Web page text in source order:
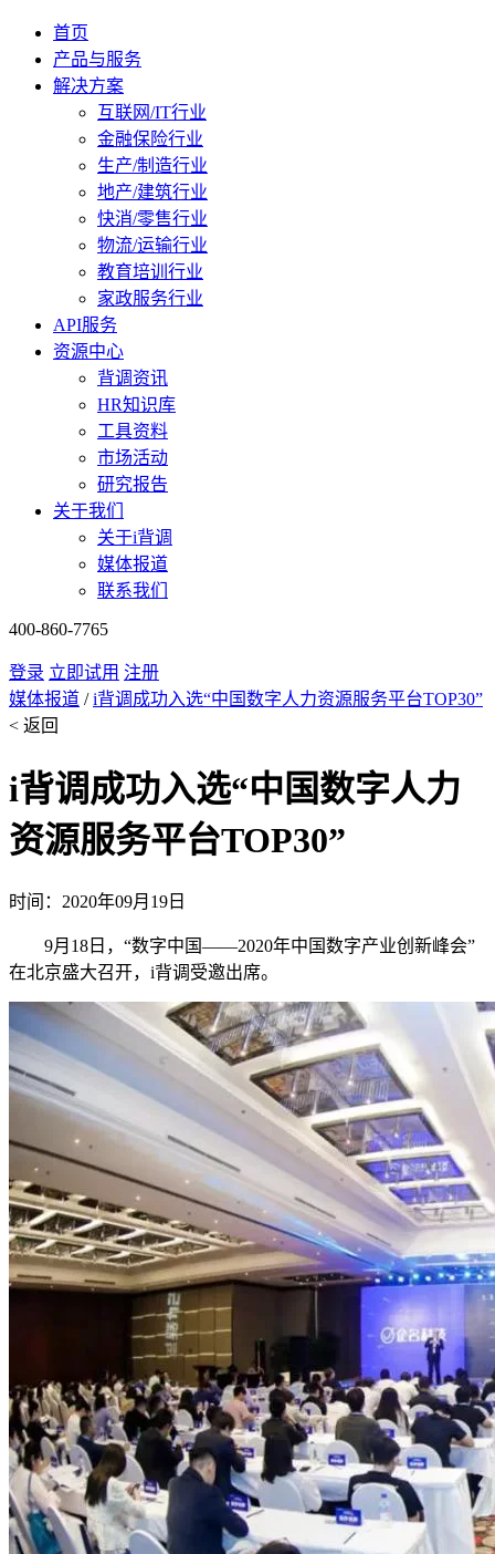
首页
产品与服务
解决方案
互联网/IT行业
金融保险行业
生产/制造行业
地产/建筑行业
快消/零售行业
物流/运输行业
教育培训行业
家政服务行业
API服务
资源中心
背调资讯
HR知识库
工具资料
市场活动
研究报告
关于我们
关于i背调
媒体报道
联系我们
400-860-7765
登录 立即试用 注册
媒体报道 /i背调成功入选“中国数字人力资源服务平台TOP30”
< 返回
i背调成功入选“中国数字人力
资源服务平台TOP30”
时间：2020年09月19日
9月18日，“数字中国——2020年中国数字产业创新峰会”
在北京盛大召开，i背调受邀出席。